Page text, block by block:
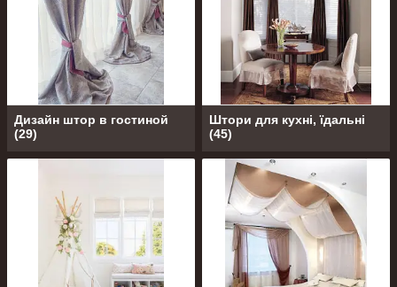
Дизайн штор в гостиной
(29)
Штори для кухні, їдальні
(45)